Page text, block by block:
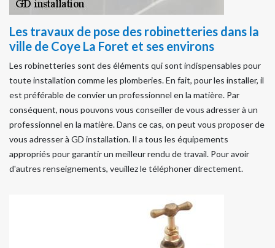
Les travaux de pose des robinetteries dans la
ville de Coye La Foret et ses environs
Les robinetteries sont des éléments qui sont indispensables pour
toute installation comme les plomberies. En fait, pour les installer, il
est préférable de convier un professionnel en la matière. Par
conséquent, nous pouvons vous conseiller de vous adresser à un
professionnel en la matière. Dans ce cas, on peut vous proposer de
vous adresser à GD installation. Il a tous les équipements
appropriés pour garantir un meilleur rendu de travail. Pour avoir
d'autres renseignements, veuillez le téléphoner directement.